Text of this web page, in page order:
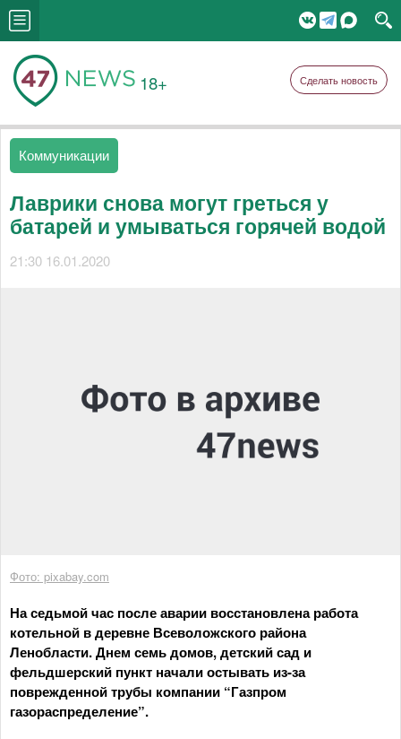
18+ Сделать новость
Коммуникации
Лаврики снова могут греться у
батарей и умываться горячей водой
21:30 16.01.2020
Фото: pixabay.com
На седьмой час после аварии восстановлена работа
котельной в деревне Всеволожского района
Ленобласти. Днем семь домов, детский сад и
фельдшерский пункт начали остывать из-за
поврежденной трубы компании “Газпром
газораспределение”.